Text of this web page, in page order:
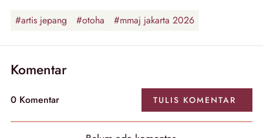
#artis jepang #otoha #mmaj jakarta 2026
Komentar
0 Komentar TULIS KOMENTAR